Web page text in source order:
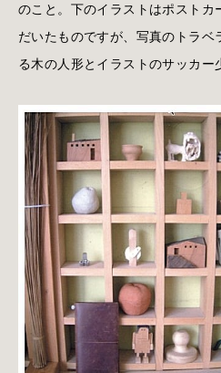
のこと。下のイラストはポストカ
だいたものですが、写真のトラ
る木の人形とイラストのサッカー